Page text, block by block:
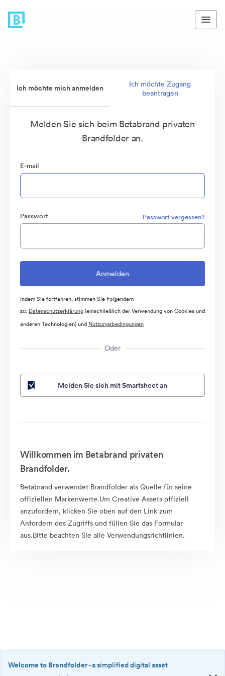
Ich möchte mich anmelden
Ich möchte Zugang
beantragen
Melden Sie sich beim Betabrand privaten
Brandfolder an.
E-mail
Passwort Passwort vergessen?
Indem Sie fortfahren, stimmen Sie Folgendem
zu: Datenschutzerklärung(einschließlich der Verwendung von Cookies und
anderen Technologien) und Nutzungsbedingungen
Oder
Melden Sie sich mit Smartsheet an
Willkommen im Betabrand privaten
Brandfolder.
Betabrand verwendet Brandfolder als Quelle für seine
offiziellen Markenwerte.Um Creative Assets offiziell
anzufordern, klicken Sie oben auf den Link zum
Anfordern des Zugriffs und füllen Sie das Formular
aus.Bitte beachten Sie alle Verwendungsrichtlinien.
Welcome to Brandfolder- a simplified digital asset